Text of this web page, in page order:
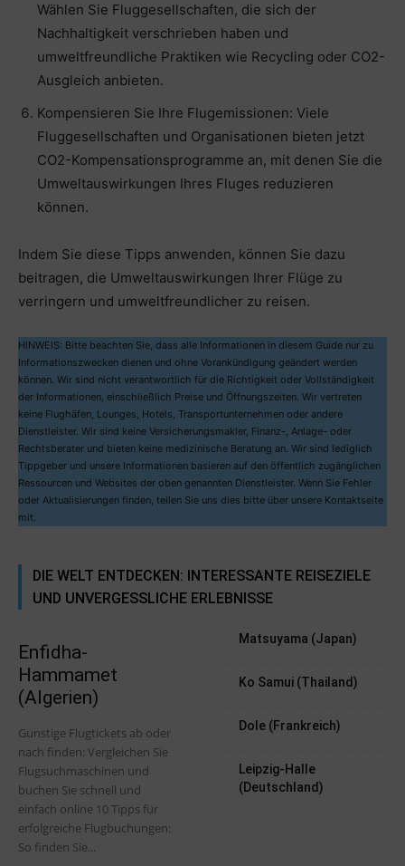
Wählen Sie Fluggesellschaften, die sich der
Nachhaltigkeit verschrieben haben und
umweltfreundliche Praktiken wie Recycling oder CO2-
Ausgleich anbieten.
Kompensieren Sie Ihre Flugemissionen: Viele
Fluggesellschaften und Organisationen bieten jetzt
CO2-Kompensationsprogramme an, mit denen Sie die
Umweltauswirkungen Ihres Fluges reduzieren
können.
Indem Sie diese Tipps anwenden, können Sie dazu
beitragen, die Umweltauswirkungen Ihrer Flüge zu
verringern und umweltfreundlicher zu reisen.
HINWEIS: Bitte beachten Sie, dass alle Informationen in diesem Guide nur zu
Informationszwecken dienen und ohne Vorankündigung geändert werden
können. Wir sind nicht verantwortlich für die Richtigkeit oder Vollständigkeit
der Informationen, einschließlich Preise und Öffnungszeiten. Wir vertreten
keine Flughäfen, Lounges, Hotels, Transportunternehmen oder andere
Dienstleister. Wir sind keine Versicherungsmakler, Finanz-, Anlage- oder
Rechtsberater und bieten keine medizinische Beratung an. Wir sind lediglich
Tippgeber und unsere Informationen basieren auf den öffentlich zugänglichen
Ressourcen und Websites der oben genannten Dienstleister. Wenn Sie Fehler
oder Aktualisierungen finden, teilen Sie uns dies bitte über unsere Kontaktseite
mit.
DIE WELT ENTDECKEN: INTERESSANTE REISEZIELE
UND UNVERGESSLICHE ERLEBNISSE
Enfidha-
Hammamet
(Algerien)
Günstige Flugtickets ab oder
nach finden: Vergleichen Sie
Flugsuchmaschinen und
buchen Sie schnell und
einfach online 10 Tipps für
erfolgreiche Flugbuchungen:
So finden Sie...
Matsuyama (Japan)
Ko Samui (Thailand)
Dole (Frankreich)
Leipzig-Halle
(Deutschland)